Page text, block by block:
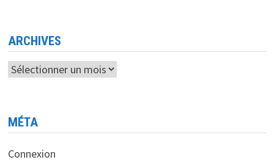
FAINÉANTISE
!
ARCHIVES
Archives
MÉTA
Connexion